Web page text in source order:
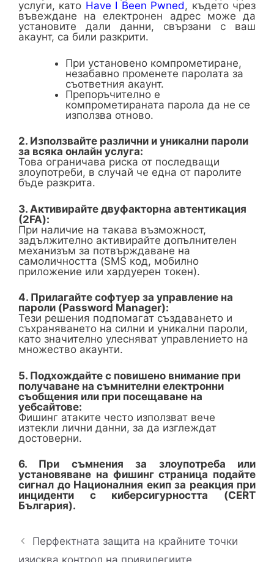
услуги, като Have I Been Pwned, където чрез
въвеждане на електронен адрес може да
установите дали данни, свързани с ваш
акаунт, са били разкрити.
При установено компрометиране,
незабавно променете паролата за
съответния акаунт.
Препоръчително е
компрометираната парола да не се
използва отново.
2. Използвайте различни и уникални пароли
за всяка онлайн услуга:
Това ограничава риска от последващи
злоупотреби, в случай че една от паролите
бъде разкрита.
3. Активирайте двуфакторна автентикация
(2FA):
При наличие на такава възможност,
задължително активирайте допълнителен
механизъм за потвърждаване на
самоличността (SMS код, мобилно
приложение или хардуерен токен).
4. Прилагайте софтуер за управление на
пароли (Password Manager):
Тези решения подпомагат създаването и
съхраняването на силни и уникални пароли,
като значително улесняват управлението на
множество акаунти.
5. Подхождайте с повишено внимание при
получаване на съмнителни електронни
съобщения или при посещаване на
уебсайтове:
Фишинг атаките често използват вече
изтекли лични данни, за да изглеждат
достоверни.
6. При съмнения за злоупотреба или
установяване на фишинг страница подайте
сигнал до Националния екип за реакция при
инциденти с киберсигурността (CERT
България).
Перфектната защита на крайните точки
изисква контрол на привилегиите